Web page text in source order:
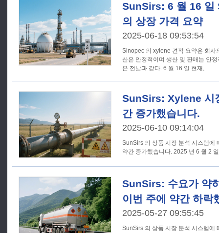
SunSirs: 6 월 16
의 상장 가격 요약
2025-06-18 09:53:54
Sinopec 의 xylene 견적 요약은 회사
산은 안정적이며 생산 및 판매는 안
은 전날과 같다. 6 월 16 일 현재,
SunSirs: Xylene 시
간 증가했습니다.
2025-06-10 09:14:04
SunSirs 의 상품 시장 분석 시스템에
약간 증가했습니다. 2025 년 6 월 2
SunSirs: 수요가 약
이번 주에 약간 하락
2025-05-27 09:55:45
SunSirs 의 상품 시장 분석 시스템에